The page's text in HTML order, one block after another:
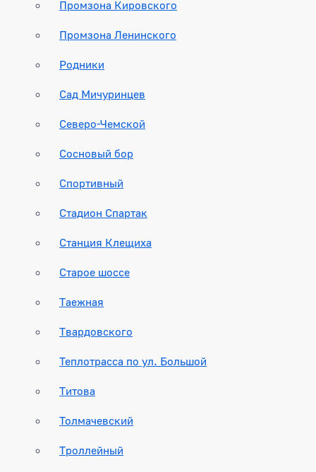
Промзона Кировского
Промзона Ленинского
Родники
Сад Мичуринцев
Северо-Чемской
Сосновый бор
Спортивный
Стадион Спартак
Станция Клещиха
Старое шоссе
Таежная
Твардовского
Теплотрасса по ул. Большой
Титова
Толмачевский
Троллейный